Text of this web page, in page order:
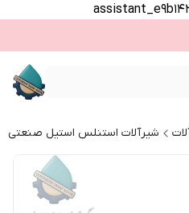
شیرآلات استنلس استیل صنعتی